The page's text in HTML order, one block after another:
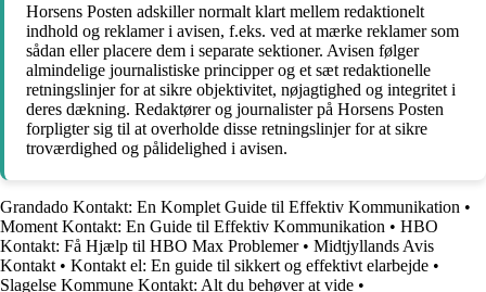
Horsens Posten adskiller normalt klart mellem redaktionelt
indhold og reklamer i avisen, f.eks. ved at mærke reklamer som
sådan eller placere dem i separate sektioner. Avisen følger
almindelige journalistiske principper og et sæt redaktionelle
retningslinjer for at sikre objektivitet, nøjagtighed og integritet i
deres dækning. Redaktører og journalister på Horsens Posten
forpligter sig til at overholde disse retningslinjer for at sikre
troværdighed og pålidelighed i avisen.
Grandado Kontakt: En Komplet Guide til Effektiv Kommunikation •
Moment Kontakt: En Guide til Effektiv Kommunikation • HBO
Kontakt: Få Hjælp til HBO Max Problemer• Midtjyllands Avis
Kontakt • Kontakt el: En guide til sikkert og effektivt elarbejde •
Slagelse Kommune Kontakt: Alt du behøver at vide •